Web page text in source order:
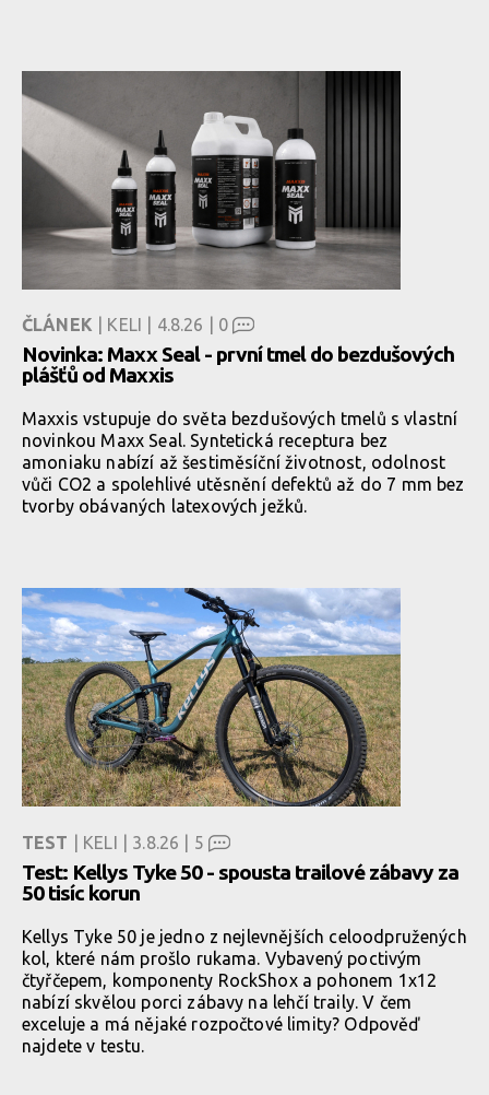
ČLÁNEK | KELI | 4.8.26 | 0
Novinka: Maxx Seal - první tmel do bezdušových
plášťů od Maxxis
Maxxis vstupuje do světa bezdušových tmelů s vlastní
novinkou Maxx Seal. Syntetická receptura bez
amoniaku nabízí až šestiměsíční životnost, odolnost
vůči CO2 a spolehlivé utěsnění defektů až do 7 mm bez
tvorby obávaných latexových ježků.
TEST | KELI | 3.8.26 | 5
Test: Kellys Tyke 50 - spousta trailové zábavy za
50 tisíc korun
Kellys Tyke 50 je jedno z nejlevnějších celoodpružených
kol, které nám prošlo rukama. Vybavený poctivým
čtyřčepem, komponenty RockShox a pohonem 1x12
nabízí skvělou porci zábavy na lehčí traily. V čem
exceluje a má nějaké rozpočtové limity? Odpověď
najdete v testu.